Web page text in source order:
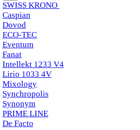
SWISS KRONO
Caspian
Dovod
ECO-TEC
Eventum
Fanat
Intellekt 1233 V4
Lirio 1033 4V
Mixology
Synchropolis
Synonym
PRIME LINE
De Facto